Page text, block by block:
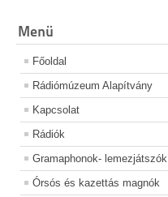
Menü
Főoldal
Rádiómúzeum Alapítvány
Kapcsolat
Rádiók
Gramaphonok- lemezjátszók
Órsós és kazettás magnók